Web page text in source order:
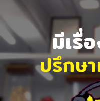
มีเรื่
ปรึกษ